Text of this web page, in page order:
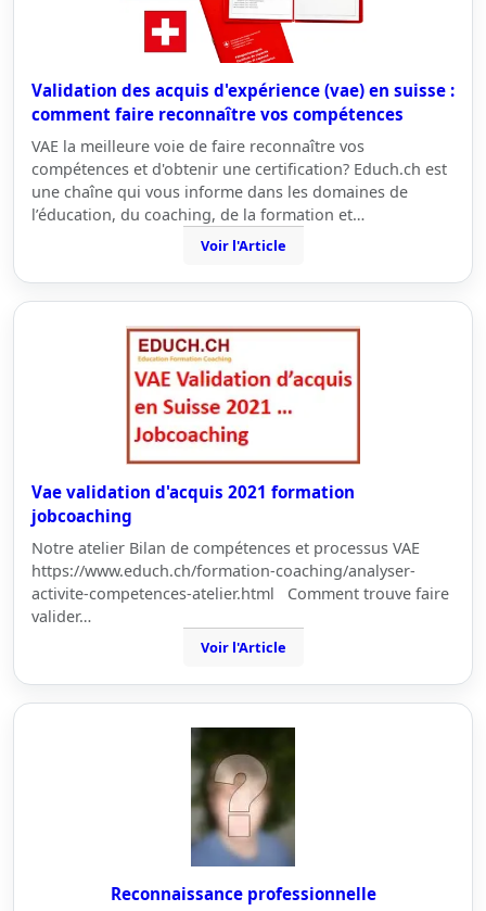
Validation des acquis d'expérience (vae) en suisse :
comment faire reconnaître vos compétences
VAE la meilleure voie de faire reconnaître vos
compétences et d'obtenir une certification? Educh.ch est
une chaîne qui vous informe dans les domaines de
l’éducation, du coaching, de la formation et…
Voir l'Article
Vae validation d'acquis 2021 formation
jobcoaching
Notre atelier Bilan de compétences et processus VAE
https://www.educh.ch/formation-coaching/analyser-
activite-competences-atelier.html Comment trouve faire
valider…
Voir l'Article
Reconnaissance professionnelle